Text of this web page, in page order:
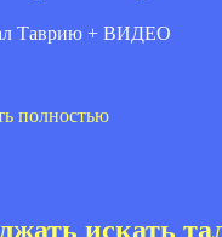
полностью
искать